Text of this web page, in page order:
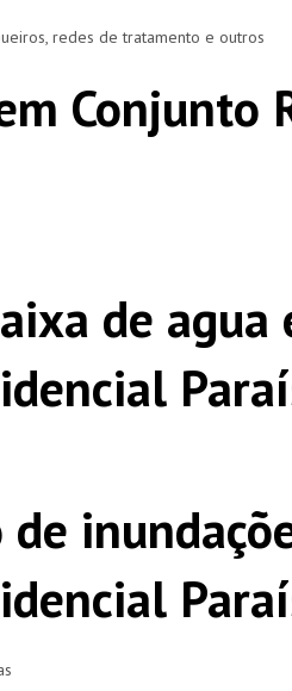
redes de tratamento e outros
Conjunto
de agua